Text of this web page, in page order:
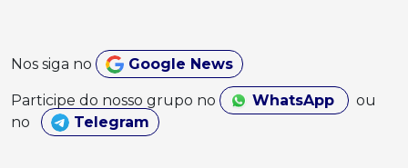
Nos siga no Google News
Participe do nosso grupo no WhatsApp
ou
no
Telegram